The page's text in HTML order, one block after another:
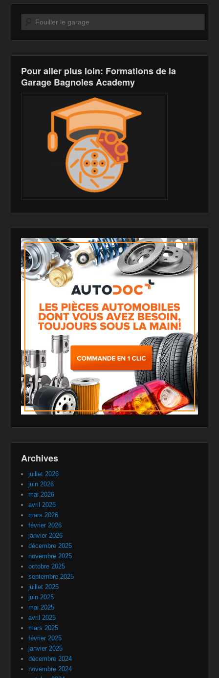
Recherche
Pour aller plus loin: Formations de la
Garage Bagnoles Academy
Archives
juillet 2026
juin 2026
mai 2026
avril 2026
mars 2026
février 2026
janvier 2026
décembre 2025
novembre 2025
octobre 2025
septembre 2025
juillet 2025
juin 2025
mai 2025
avril 2025
mars 2025
février 2025
janvier 2025
décembre 2024
novembre 2024